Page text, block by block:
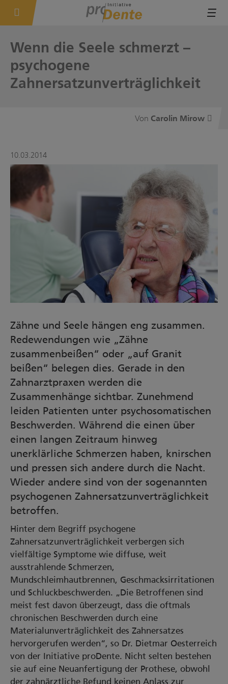
Wenn die Seele schmerzt –
psychogene
Zahnersatzunverträglichkeit
Carolin Mirow
10.03.2014
Zähne und Seele hängen eng zusammen.
Redewendungen wie „Zähne
zusammenbeißen“ oder „auf Granit
beißen“ belegen dies. Gerade in den
Zahnarztpraxen werden die
Zusammenhänge sichtbar. Zunehmend
leiden Patienten unter psychosomatischen
Beschwerden. Während die einen über
einen langen Zeitraum hinweg
unerklärliche Schmerzen haben, knirschen
und pressen sich andere durch die Nacht.
Wieder andere sind von der sogenannten
psychogenen Zahnersatzunverträglichkeit
betroffen.
Hinter dem Begriff psychogene
Zahnersatzunverträglichkeit verbergen sich
vielfältige Symptome wie diffuse, weit
ausstrahlende Schmerzen,
Mundschleimhautbrennen, Geschmacksirritationen
und Schluckbeschwerden. „Die Betroffenen sind
meist fest davon überzeugt, dass die oftmals
chronischen Beschwerden durch eine
Materialunverträglichkeit des Zahnersatzes
hervorgerufen werden“, so Dr. Dietmar Oesterreich
von der Initiative proDente. Nicht selten bestehen
sie auf eine Neuanfertigung der Prothese, obwohl
der zahnärztliche Befund keinen Anlass zur